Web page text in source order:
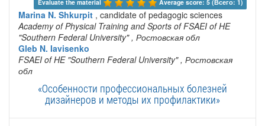
Evaluate the material
Average score: 5 (Всего: 1)
Marina N. Shkurpit , candidate of pedagogic sciences
Academy of Physical Training and Sports of FSAEI of HE
"Southern Federal University" , Ростовская обл
Gleb N. Iavisenko
FSAEI of HE "Southern Federal University" , Ростовская
обл
«Особенности профессиональных болезней
дизайнеров и методы их профилактики»